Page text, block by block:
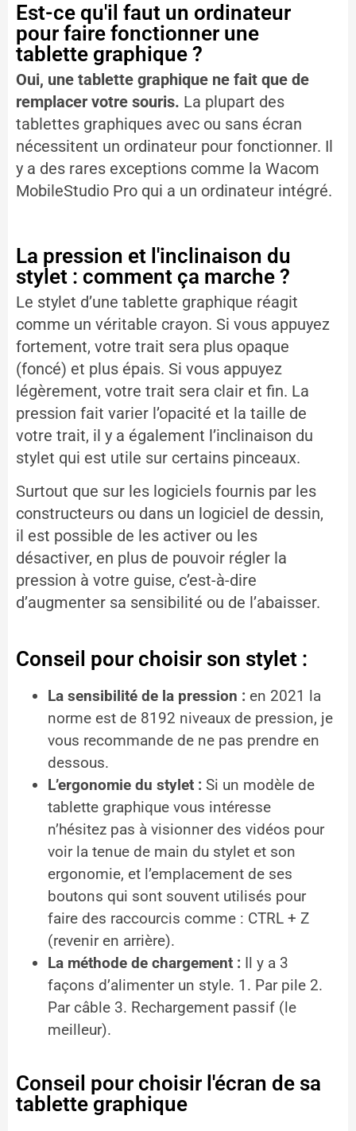
Est-ce qu'il faut un ordinateur
pour faire fonctionner une
tablette graphique ?
Oui, une tablette graphique ne fait que de
remplacer votre souris. La plupart des
tablettes graphiques avec ou sans écran
nécessitent un ordinateur pour fonctionner. Il
y a des rares exceptions comme la Wacom
MobileStudio Pro qui a un ordinateur intégré.
La pression et l'inclinaison du
stylet : comment ça marche ?
Le stylet d’une tablette graphique réagit
comme un véritable crayon. Si vous appuyez
fortement, votre trait sera plus opaque
(foncé) et plus épais. Si vous appuyez
légèrement, votre trait sera clair et fin. La
pression fait varier l’opacité et la taille de
votre trait, il y a également l’inclinaison du
stylet qui est utile sur certains pinceaux.
Surtout que sur les logiciels fournis par les
constructeurs ou dans un logiciel de dessin,
il est possible de les activer ou les
désactiver, en plus de pouvoir régler la
pression à votre guise, c’est-à-dire
d’augmenter sa sensibilité ou de l’abaisser.
Conseil pour choisir son stylet :
La sensibilité de la pression : en 2021 la
norme est de 8192 niveaux de pression, je
vous recommande de ne pas prendre en
dessous.
L’ergonomie du stylet : Si un modèle de
tablette graphique vous intéresse
n’hésitez pas à visionner des vidéos pour
voir la tenue de main du stylet et son
ergonomie, et l’emplacement de ses
boutons qui sont souvent utilisés pour
faire des raccourcis comme : CTRL + Z
(revenir en arrière).
La méthode de chargement : Il y a 3
façons d’alimenter un style. 1. Par pile 2.
Par câble 3. Rechargement passif (le
meilleur).
Conseil pour choisir l'écran de sa
tablette graphique